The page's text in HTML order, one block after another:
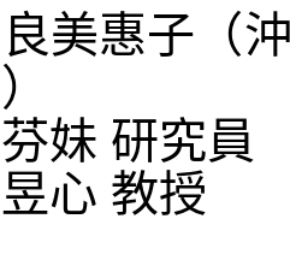
美惠子（
妹 研究員
心 教授